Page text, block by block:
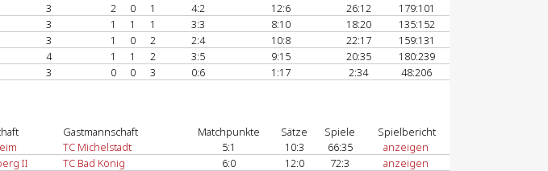
3 2 0 1 4:2 12:6 26:12
179:101
3 1 1 1 3:3 8:10 18:20
135:152
3 1 0 2 2:4 10:8 22:17
159:131
4 1 1 2 3:5 9:15 20:35
180:239
3 0 0 3 0:6 1:17 2:34 48:206
Gastmannschaft Matchpunkte Sätze Spiele
Spielbericht
TC Michelstadt 5:1 10:3 66:35
anzeigen
II
TC Bad König 6:0 12:0 72:3
anzeigen